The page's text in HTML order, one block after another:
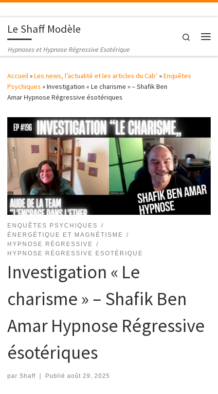
Le Shaff Modèle
Hypnoses et Hypnose Régressive Esotérique
Search
Accueil»Les news, l’actualité et les articles du Cab’ »Enquêtes
Psychiques »Investigation « Le charisme » – Shafik Ben
Amar Hypnose Régressive ésotériques
ENQUÊTES PSYCHIQUES
ÉNERGÉTIQUE ET MAGNÉTISME
HYPNOSE RÉGRESSIVE
HYPNOSE RÉGRESSIVE ESOTÉRIQUE
Investigation « Le
charisme » – Shafik Ben
Amar Hypnose Régressive
ésotériques
par Shaff Publié août 29, 2025